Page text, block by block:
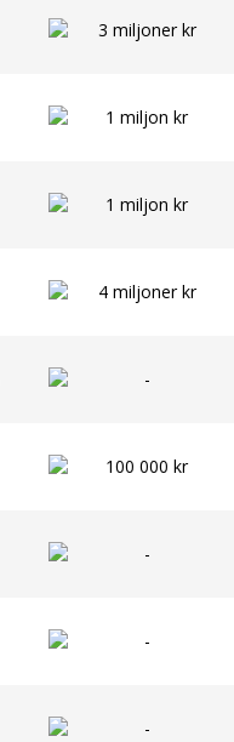
3 miljoner kr
1 miljon kr
1 miljon kr
4 miljoner kr
-
100 000 kr
-
-
-